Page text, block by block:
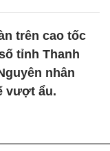
trên cao tốc
tỉnh Thanh
nhân
vượt ẩu.